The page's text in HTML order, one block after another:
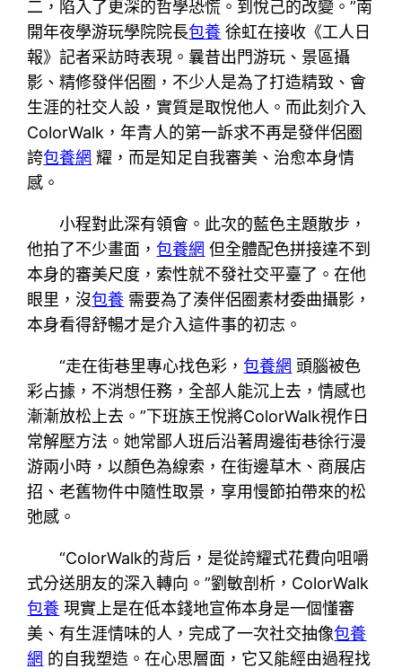
二，陷入了更深的哲學恐慌。到悅己的改變。”南
開年夜學游玩學院院長包養 徐虹在接收《工人日
報》記者采訪時表現。曩昔出門游玩、景區攝
影、精修發伴侶圈，不少人是為了打造精致、會
生涯的社交人設，實質是取悅他人。而此刻介入
ColorWalk，年青人的第一訴求不再是發伴侶圈
誇包養網 耀，而是知足自我審美、治愈本身情
感。
小程對此深有領會。此次的藍色主題散步，
他拍了不少畫面，包養網 但全體配色拼接達不到
本身的審美尺度，索性就不發社交平臺了。在他
眼里，沒包養 需要為了湊伴侶圈素材委曲攝影，
本身看得舒暢才是介入這件事的初志。
“走在街巷里專心找色彩，包養網 頭腦被色
彩占據，不消想任務，全部人能沉上去，情感也
漸漸放松上去。”下班族王悅將ColorWalk視作日
常解壓方法。她常鄙人班后沿著周邊街巷徐行漫
游兩小時，以顏色為線索，在街邊草木、商展店
招、老舊物件中隨性取景，享用慢節拍帶來的松
弛感。
“ColorWalk的背后，是從誇耀式花費向咀嚼
式分送朋友的深入轉向。”劉敏剖析，ColorWalk
包養 現實上是在低本錢地宣佈本身是一個懂審
美、有生涯情味的人，完成了一次社交抽像包養
網 的自我塑造。在心思層面，它又能經由過程找